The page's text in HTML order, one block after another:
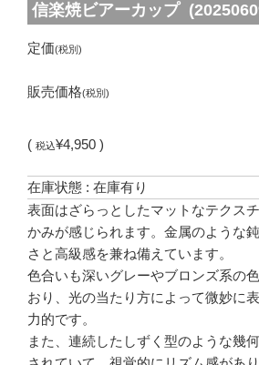
信楽焼ビアーカップ
定価(税別)
販売価格(税別)
( 税込¥4,950 )
在庫状態 : 在庫有り
表面はざらっとしたマットなテクス
かみが感じられます。金属のような
さと高級感を兼ね備えています。
色合いも深いグレーやブロンズ系の
おり、光の当たり方によって微妙に
力的です。
また、連続したしずく型のような幾